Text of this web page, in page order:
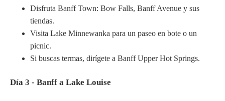
Disfruta Banff Town: Bow Falls, Banff Avenue y sus
tiendas.
Visita Lake Minnewanka para un paseo en bote o un
picnic.
Si buscas termas, dirígete a Banff Upper Hot Springs.
Día 3 - Banff a Lake Louise